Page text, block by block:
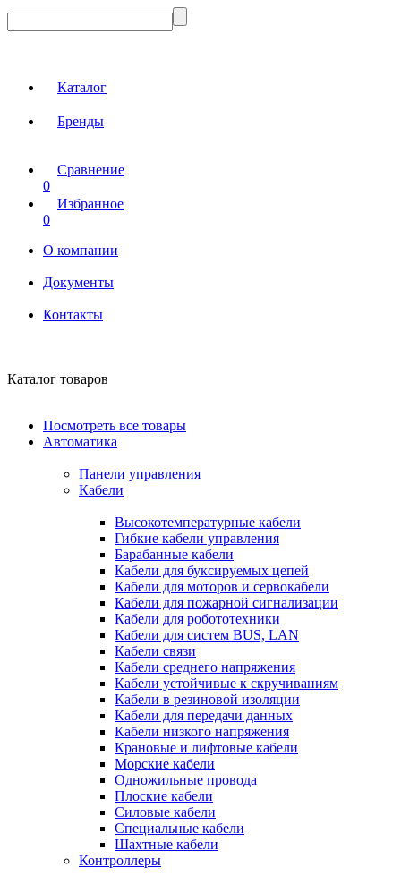
Каталог
Бренды
Сравнение
0
Избранное
0
О компании
Документы
Контакты
Каталог товаров
Посмотреть все товары
Автоматика
Панели управления
Кабели
Высокотемпературные кабели
Гибкие кабели управления
Барабанные кабели
Кабели для буксируемых цепей
Кабели для моторов и сервокабели
Кабели для пожарной сигнализации
Кабели для робототехники
Кабели для систем BUS, LAN
Кабели связи
Кабели среднего напряжения
Кабели устойчивые к скручиваниям
Кабели в резиновой изоляции
Кабели для передачи данных
Кабели низкого напряжения
Крановые и лифтовые кабели
Морские кабели
Одножильные провода
Плоские кабели
Силовые кабели
Специальные кабели
Шахтные кабели
Контроллеры